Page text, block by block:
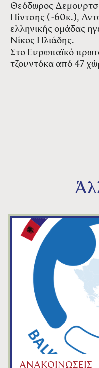
Θεόδωρος
Πίντσης (-60κ.),
ελληνικής ομάδας
Νίκος Ηλιάδης.
Στο Ευρωπαϊκό
τζουντόκα από 47
ΑΝΑΚΟΙΝΩΣΕΙΣ